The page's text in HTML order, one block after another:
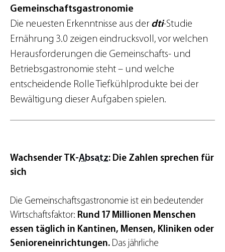
Gemeinschaftsgastronomie
Die neuesten Erkenntnisse aus der dti-Studie
Ernährung 3.0 zeigen eindrucksvoll, vor welchen
Herausforderungen die Gemeinschafts- und
Betriebsgastronomie steht – und welche
entscheidende Rolle Tiefkühlprodukte bei der
Bewältigung dieser Aufgaben spielen.
Wachsender TK-Absatz: Die Zahlen sprechen für
sich
Die Gemeinschaftsgastronomie ist ein bedeutender
Wirtschaftsfaktor: Rund 17 Millionen Menschen
essen täglich in Kantinen, Mensen, Kliniken oder
Senioreneinrichtungen. Das jährliche